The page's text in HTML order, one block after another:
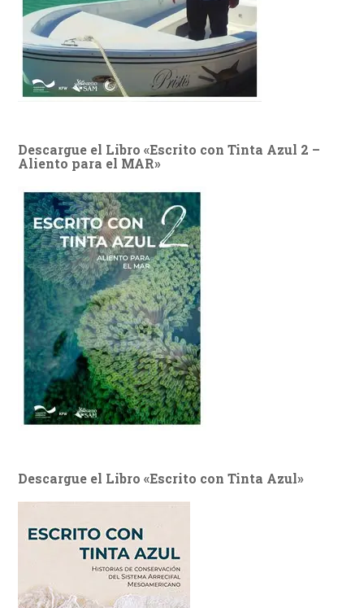
Descargue el Libro «Escrito con Tinta Azul 2 –
Aliento para el MAR»
Descargue el Libro «Escrito con Tinta Azul»